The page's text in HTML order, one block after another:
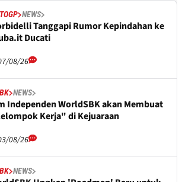
NEWS
Tanggapi Rumor Kepindahan ke
Ducati
08/26
NEWS
Independen WorldSBK akan Membuat
Kerja" di Kejuaraan
08/26
NEWS